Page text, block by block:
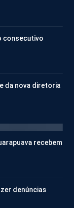
consecutivo
da nova diretoria
recebem
denúncias